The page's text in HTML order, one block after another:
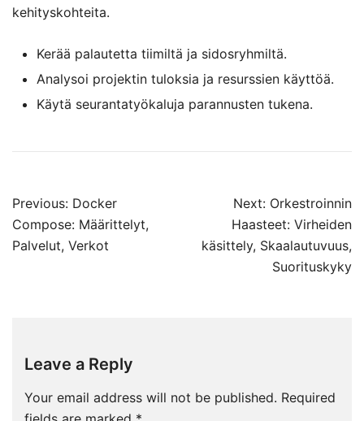
kehityskohteita.
Kerää palautetta tiimiltä ja sidosryhmiltä.
Analysoi projektin tuloksia ja resurssien käyttöä.
Käytä seurantatyökaluja parannusten tukena.
Post
navigation
Previous: Docker
Compose: Määrittelyt,
Palvelut, Verkot
Next: Orkestroinnin
Haasteet: Virheiden
käsittely, Skaalautuvuus,
Suorituskyky
Leave a Reply
Your email address will not be published. Required